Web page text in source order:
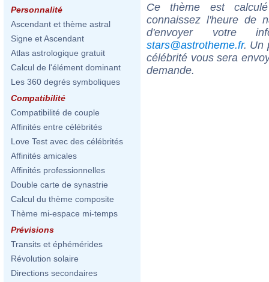
Personnalité
Ascendant et thème astral
Signe et Ascendant
Atlas astrologique gratuit
Calcul de l'élément dominant
Les 360 degrés symboliques
Compatibilité
Compatibilité de couple
Affinités entre célébrités
Love Test avec des célébrités
Affinités amicales
Affinités professionnelles
Double carte de synastrie
Calcul du thème composite
Thème mi-espace mi-temps
Prévisions
Transits et éphémérides
Révolution solaire
Directions secondaires
Ce thème est
connaissez l'heure de
d'envoyer votre
stars@astrotheme.fr. Un
célébrité vous sera
demande.